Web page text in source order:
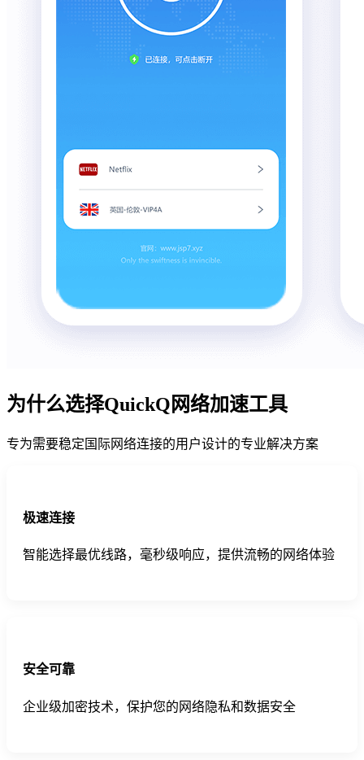
为什么选择QuickQ网络加速工具
专为需要稳定国际网络连接的用户设计的专业解决方案
极速连接
智能选择最优线路，毫秒级响应，提供流畅的网络体验
安全可靠
企业级加密技术，保护您的网络隐私和数据安全